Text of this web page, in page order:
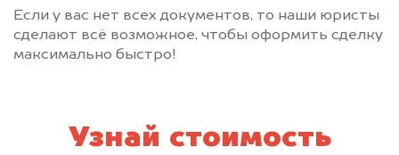
Если у вас нет всех документов, то наши юристы
сделают всё возможное, чтобы оформить сделку
максимально быстро!
Узнай стоимость